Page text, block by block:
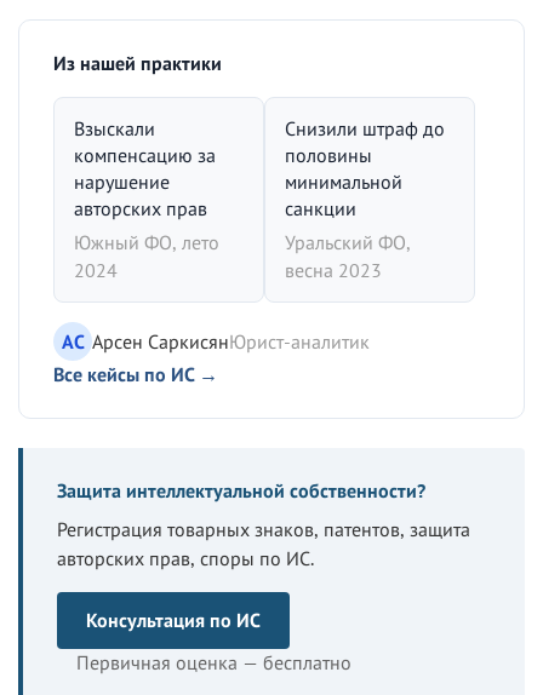
Из нашей практики
Взыскали
компенсацию за
нарушение
авторских прав
Южный ФО, лето
2024
Снизили штраф до
половины
минимальной
санкции
Уральский ФО,
весна 2023
АС Арсен СаркисянЮрист-аналитик
Все кейсы по ИС →
Защита интеллектуальной собственности?
Регистрация товарных знаков, патентов, защита
авторских прав, споры по ИС.
Консультация по ИС
Первичная оценка — бесплатно